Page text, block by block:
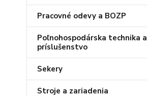
Pracovné odevy a BOZP
Poľnohospodárska technika a
príslušenstvo
Sekery
Stroje a zariadenia